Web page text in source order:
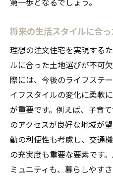
将来の生活スタイルに合
理想の注文住宅を実現する
ルに合った土地選びが不可
際には、今後のライフステ
イフスタイルの変化に柔軟
が重要です。例えば、子育
のアクセスが良好な地域が
勤の利便性も考慮し、交通
の充実度も重要な要素です
ミュニティも、暮らしやす